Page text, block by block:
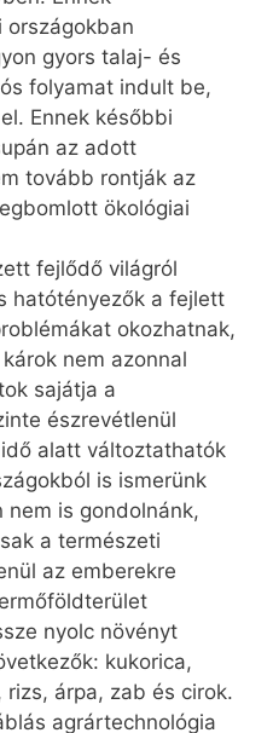
országokban
gyors talaj- és
folyamat indult be,
Ennek későbbi
az adott
tovább rontják az
ökológiai
fejlődő világról
hatótényezők a fejlett
okozhatnak,
nem azonnal
sajátja a
észrevétlenül
alatt változtathatók
is ismerünk
nem is gondolnánk,
a természeti
az emberekre
nyolc növényt
kukorica,
árpa, zab és cirok.
agrártechnológia